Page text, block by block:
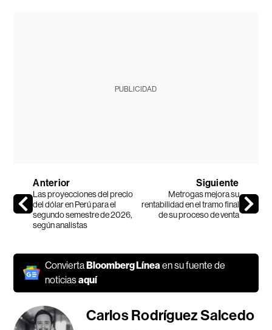
PUBLICIDAD
Anterior
Las proyecciones del precio
del dólar en Perú para el
segundo semestre de 2026,
según analistas
Siguiente
Metrogas mejora su
rentabilidad en el tramo final
de su proceso de venta
ConviertaBloomberg Línea en su fuente de
noticiasaquí
Carlos Rodríguez Salcedo